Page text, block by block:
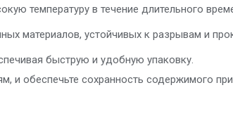
температуру в течение длительного
материалов, устойчивых к разрывам и
быструю и удобную упаковку.
и обеспечьте сохранность содержимого